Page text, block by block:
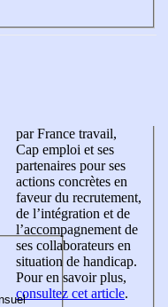
par France travail,
Cap emploi et ses
partenaires pour ses
actions concrètes en
faveur du recrutement,
de l’intégration et de
l’accompagnement de
ses collaborateurs en
situation de handicap.
Pour en savoir plus,
consultez cet article.